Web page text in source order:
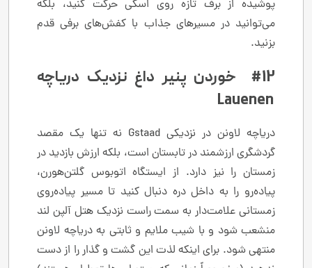
پوشیده از برف تازه روی اسکی حرکت کنید، بلکه
می‌توانید در مسیرهای جذاب با کفش‌های برفی قدم
بزنید.
#12 خوردن پنیر داغ نزدیک دریاچه
دریاچه لاونن در نزدیکی Gstaad نه تنها یک مقصد
گردشگری ارزشمند در تابستان است، بلکه ارزش بازدید در
زمستان را نیز دارد. از ایستگاه اتوبوس گلتن‌هورن،
پیاده‌رو را به داخل دره دنبال کنید تا مسیر پیاده‌روی
زمستانی علامت‌دار به سمت راست نزدیک هتل آلپن لند
منشعب شود و با شیب ملایم و ثابتی به دریاچه لاونن
منتهی شود. برای اینکه لذت این گشت و گذار را از دست